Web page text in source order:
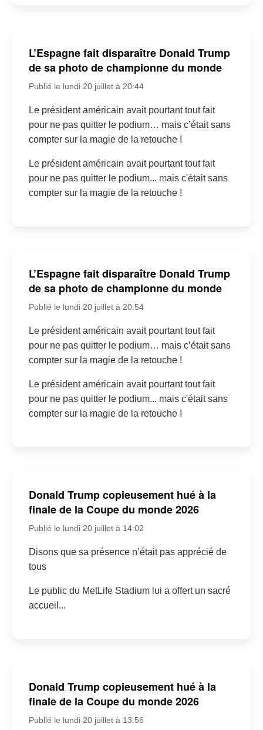
L’Espagne fait disparaître Donald Trump
de sa photo de championne du monde
Publié le lundi 20 juillet à 20:44
Le président américain avait pourtant tout fait
pour ne pas quitter le podium… mais c’était sans
compter sur la magie de la retouche !
Le président américain avait pourtant tout fait
pour ne pas quitter le podium... mais c'était sans
compter sur la magie de la retouche !
L’Espagne fait disparaître Donald Trump
de sa photo de championne du monde
Publié le lundi 20 juillet à 20:54
Le président américain avait pourtant tout fait
pour ne pas quitter le podium… mais c’était sans
compter sur la magie de la retouche !
Le président américain avait pourtant tout fait
pour ne pas quitter le podium... mais c'était sans
compter sur la magie de la retouche !
Donald Trump copieusement hué à la
finale de la Coupe du monde 2026
Publié le lundi 20 juillet à 14:02
Disons que sa présence n’était pas apprécié de
tous
Le public du MetLife Stadium lui a offert un sacré
accueil...
Donald Trump copieusement hué à la
finale de la Coupe du monde 2026
Publié le lundi 20 juillet à 13:56